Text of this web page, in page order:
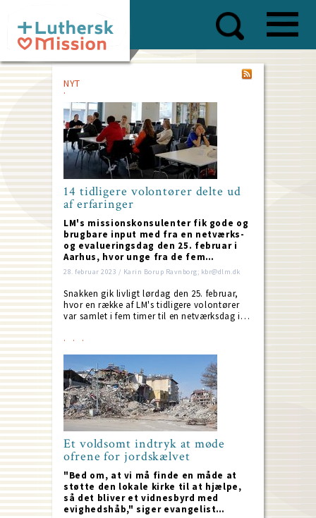
main
content
NYT
14 tidligere volontører delte ud
af erfaringer
LM's missionskonsulenter fik gode og
brugbare input med fra en netværks-
og evalueringsdag den 25. februar i
Aarhus, hvor unge fra de fem…
28. februar 2023 / Karin Borup Ravnborg; kbr@dlm.dk
Snakken gik livligt lørdag den 25. februar,
hvor en række af LM's tidligere volontører
var samlet i fem timer til en netværksdag i…
Et voldsomt indtryk at møde
ofrene for jordskælvet
"Bed om, at vi må finde en måde at
støtte den lokale kirke til at hjælpe,
så det bliver et vidnesbyrd med
evighedshåb," siger evangelist…